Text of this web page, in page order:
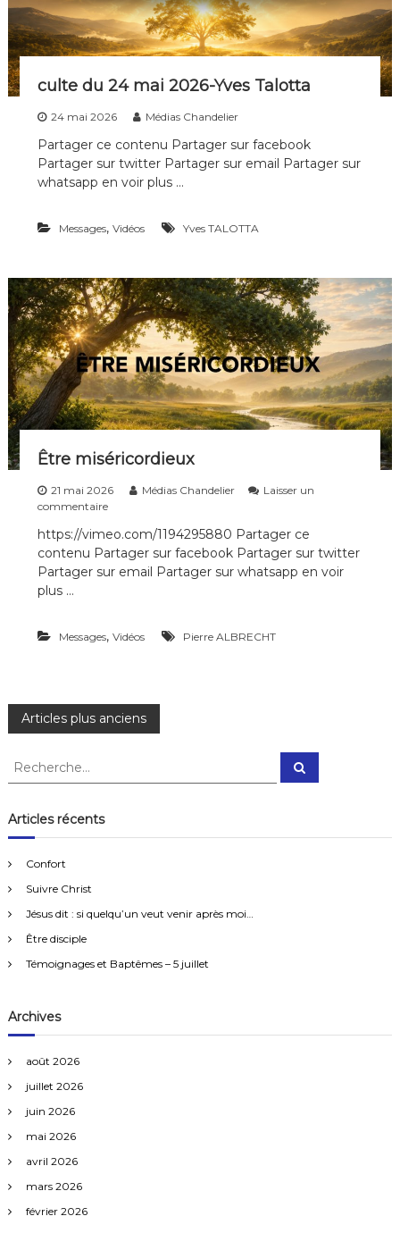
culte du 24 mai 2026-Yves Talotta
24 mai 2026 Médias Chandelier
Partager ce contenu Partager sur facebook
Partager sur twitter Partager sur email Partager sur
whatsapp en voir plus …
Messages, Vidéos Yves TALOTTA
Être miséricordieux
21 mai 2026 Médias Chandelier
Laisser un
commentaires
r
Ê
t
c
o
https://vimeo.com/1194295880 Partager ce
contenu Partager sur facebook Partager sur twitter
Partager sur email Partager sur whatsapp en voir
plus …
Messages, Vidéos Pierre ALBRECHT
N
a
v
i
g
a
t
i
o
n
d
e
s
Articles plus anciens
R
h
e
c
h
e
:
R
c
Articles récents
Confort
Suivre Christ
Jésus dit : si quelqu’un veut venir après moi…
Être disciple
Témoignages et Baptêmes – 5 juillet
Archives
août 2026
juillet 2026
juin 2026
mai 2026
avril 2026
mars 2026
février 2026